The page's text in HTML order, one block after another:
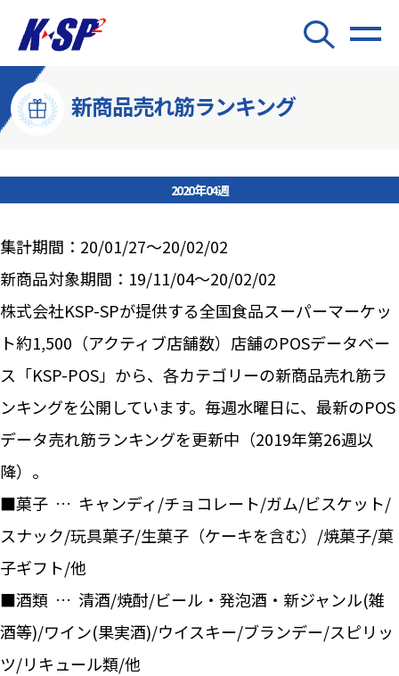
新商品売れ筋ランキング
2020年04週
集計期間：20/01/27～20/02/02
新商品対象期間：19/11/04～20/02/02
株式会社KSP-SPが提供する全国食品スーパーマーケッ
ト約1,500（アクティブ店舗数）店舗のPOSデータベー
ス「KSP-POS」から、各カテゴリーの新商品売れ筋ラ
ンキングを公開しています。毎週水曜日に、最新のPOS
データ売れ筋ランキングを更新中（2019年第26週以
降）。
■菓子 … キャンディ/チョコレート/ガム/ビスケット/
スナック/玩具菓子/生菓子（ケーキを含む）/焼菓子/菓
子ギフト/他
■酒類 … 清酒/焼酎/ビール・発泡酒・新ジャンル(雑
酒等)/ワイン(果実酒)/ウイスキー/ブランデー/スピリッ
ツ/リキュール類/他